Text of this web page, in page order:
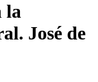
la
José de